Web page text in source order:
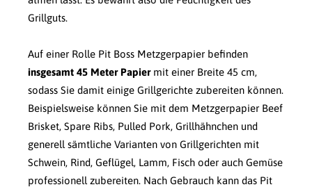
Grillguts.
Auf einer Rolle Pit Boss Metzgerpapier befinden
insgesamt 45 Meter Papiermit einer Breite 45 cm,
sodass Sie damit einige Grillgerichte zubereiten können.
Beispielsweise können Sie mit dem Metzgerpapier Beef
Brisket, Spare Ribs, Pulled Pork, Grillhähnchen und
generell sämtliche Varianten von Grillgerichten mit
Schwein, Rind, Geflügel, Lamm, Fisch oder auch Gemüse
professionell zubereiten. Nach Gebrauch kann das Pit